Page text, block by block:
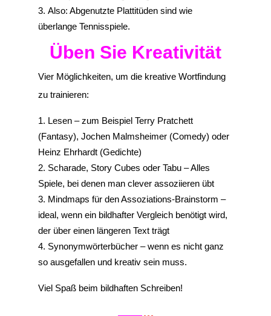
Also: Abgenutzte Plattitüden sind wie
überlange Tennisspiele.
Üben Sie Kreativität
Vier Möglichkeiten, um die kreative Wortfindung
zu trainieren:
Lesen – zum Beispiel Terry Pratchett
(Fantasy), Jochen Malmsheimer (Comedy) oder
Heinz Ehrhardt (Gedichte)
Scharade, Story Cubes oder Tabu – Alles
Spiele, bei denen man clever assoziieren übt
Mindmaps für den Assoziations-Brainstorm –
ideal, wenn ein bildhafter Vergleich benötigt wird,
der über einen längeren Text trägt
Synonymwörterbücher – wenn es nicht ganz
so ausgefallen und kreativ sein muss.
Viel Spaß beim bildhaften Schreiben!